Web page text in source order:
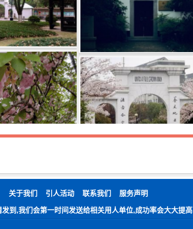
关于我们 引人活动 联系我们 服务声明
到,我们会第一时间发送给相关用人单位,成功率会大大提